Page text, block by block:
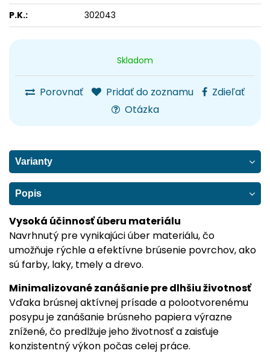
Skladom
Porovnať Pridať do zoznamu
Zdieľať
Otázka
P.K.:
302043
Varianty
Popis
Vysoká účinnosť úberu materiálu
Navrhnutý pre vynikajúci úber materiálu, čo
umožňuje rýchle a efektívne brúsenie povrchov, ako
sú farby, laky, tmely a drevo.
Minimalizované zanášanie pre dlhšiu životnosť
Vďaka brúsnej aktívnej prísade a polootvorenému
posypu je zanášanie brúsneho papiera výrazne
znížené, čo predlžuje jeho životnosť a zaisťuje
konzistentný výkon počas celej práce.